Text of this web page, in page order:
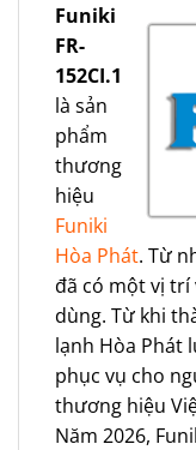
Funiki
FR-
152CI.1
là sản
phẩm
thương
hiệu
Funiki
Hòa Phát. Từ
đã có một vị
dùng. Từ khi
lạnh Hòa Phát
phục vụ cho
thương hiệu
Năm 2026,